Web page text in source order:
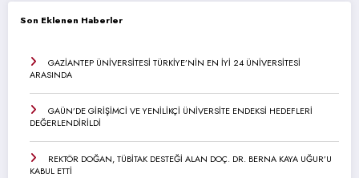
Son Eklenen Haberler
GAZİANTEP ÜNİVERSİTESİ TÜRKİYE’NİN EN İYİ 24 ÜNİVERSİTESİ
ARASINDA
GAÜN’DE GİRİŞİMCİ VE YENİLİKÇİ ÜNİVERSİTE ENDEKSİ HEDEFLERİ
DEĞERLENDİRİLDİ
REKTÖR DOĞAN, TÜBİTAK DESTEĞİ ALAN DOÇ. DR. BERNA KAYA UĞUR’U
KABUL ETTİ